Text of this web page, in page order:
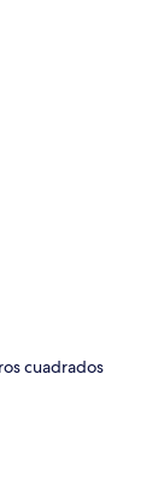
cuadrados